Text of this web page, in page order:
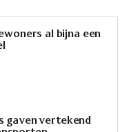
al bijna een
gaven vertekend